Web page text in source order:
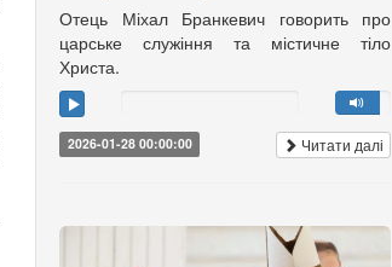
Отець Міхал Бранкевич говорить про
царське служіння та містичне тіло
Христа.
2026-01-28 00:00:00 Читати далі